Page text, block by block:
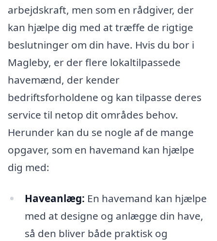
arbejdskraft, men som en rådgiver, der
kan hjælpe dig med at træffe de rigtige
beslutninger om din have. Hvis du bor i
Magleby, er der flere lokaltilpassede
havemænd, der kender
bedriftsforholdene og kan tilpasse deres
service til netop dit områdes behov.
Herunder kan du se nogle af de mange
opgaver, som en havemand kan hjælpe
dig med:
Haveanlæg: En havemand kan hjælpe
med at designe og anlægge din have,
så den bliver både praktisk og